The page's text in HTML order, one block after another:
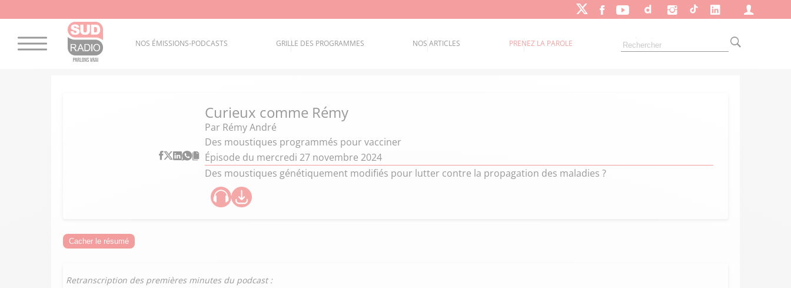
NOS ÉMISSIONS-PODCASTS GRILLE DES PROGRAMMES NOS ARTICLES PRENEZ LA PAROLE
Curieux comme Rémy
Par Rémy André
Des moustiques programmés pour vacciner
Épisode du mercredi 27 novembre 2024
Des moustiques génétiquement modifiés pour lutter contre la propagation des maladies ?
Cacher le résumé
Retranscription des premières minutes du podcast :